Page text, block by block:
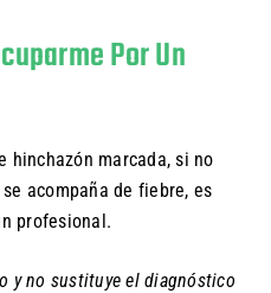
Por Un
hinchazón marcada, si no
acompaña de fiebre, es
profesional.
y no sustituye el diagnóstico